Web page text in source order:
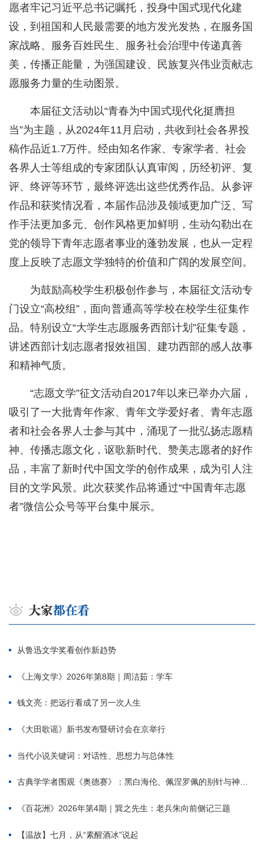
愿者牢记习近平总书记嘱托，投身中国式现代化建
设，到祖国和人民最需要的地方发光发热，在服务国
家战略、服务百姓民生、服务社会治理中传递真善
美，传播正能量，为强国建设、民族复兴伟业贡献志
愿服务力量的生动图景。
本届征文活动以“青春为中国式现代化挺膺担
当”为主题，从2024年11月启动，共收到社会各界投
稿作品近1.7万件。经由知名作家、专家学者、社会
各界人士等组成的专家团队认真审阅，历经初评、复
评、终评等环节，最终评选出这些优秀作品。从参评
作品和获奖情况看，本届作品涉及领域更加广泛、写
作手法更加多元、创作风格更加鲜明，生动勾勒出在
党的领导下青年志愿者事业的蓬勃发展，也从一定程
度上反映了志愿文学独特的价值和广阔的发展空间。
为鼓励高校学生积极创作参与，本届征文活动专
门设立“高校组”，面向普通高等学校在校学生征集作
品。特别设立“大学生志愿服务西部计划”征集专题，
讲述西部计划志愿者报效祖国、建功西部的感人故事
和精神气质。
“志愿文学”征文活动自2017年以来已举办六届，
吸引了一大批青年作家、青年文学爱好者、青年志愿
者和社会各界人士参与其中，涌现了一批弘扬志愿精
神、传播志愿文化，讴歌新时代、赞美志愿者的好作
品，丰富了新时代中国文学的创作成果，成为引人注
目的文学风景。此次获奖作品将通过“中国青年志愿
者”微信公众号等平台集中展示。
从鲁迅文学奖看创作新趋势
《上海文学》2026年第8期｜周洁茹：学车
钱文亮：把远行看成了另一次人生
《大田歌谣》新书发布暨研讨会在京举行
当代小说关键词：对话性、思想力与总体性
古典学学者围观《奥德赛》：黑白海伦、佩涅罗佩的别针与神秘入侵者
《百花洲》2026年第4期｜巽之先生：老兵朱向前侧记三题
【温故】七月，从“素醒酒冰”说起